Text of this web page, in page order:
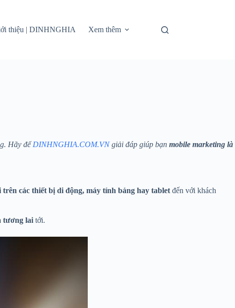
thiệu | DINHNGHIA Xem thêm
Hãy đểDINHNGHIA.COM.VNgiải đáp giúp bạn mobile marketing là
các thiết bị di động, máy tính bảng hay tablet đến với khách
tương lai tới.